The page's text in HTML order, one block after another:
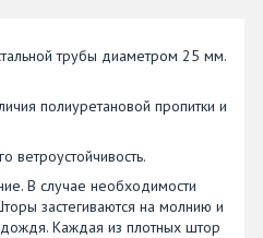
трубы диаметром 25 мм.
полиуретановой пропитки и
ветроустойчивость.
В случае необходимости
застегиваются на молнию и
дождя. Каждая из плотных штор